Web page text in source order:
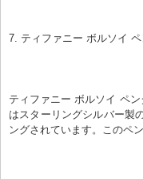
7. ティファニー ボルソイ ペ
ティファニー ボルソイ ペ
はスターリングシルバー製
ングされています。このペ